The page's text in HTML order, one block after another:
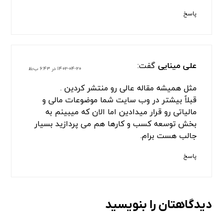
پاسخ
علی مینایی گفت: ۱۴۰۲-۰۴-۲۰ در ۶:۴۳ ب٫ظ
مثل همیشه مقاله عالی رو منتشر کردین .
قبلاً بیشتر در وب سایت شما موضوعات مالی و
مالیاتی رو قرار میدادین اما الان که میبینم به
بخش توسعه کسب و کارها هم می پردازید بسیار
جالب هست برام.
پاسخ
دیدگاهتان را بنویسید